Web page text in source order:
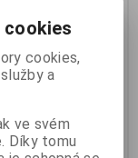
6
(dny):
9V baterie alkalická
cookies
cookies,
a
ve svém
Díky tomu